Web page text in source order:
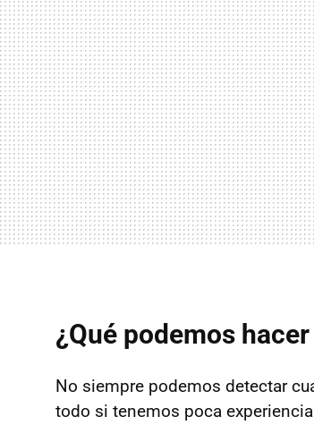
¿Qué podemos
No siempre podemos detectar
todo si tenemos poca